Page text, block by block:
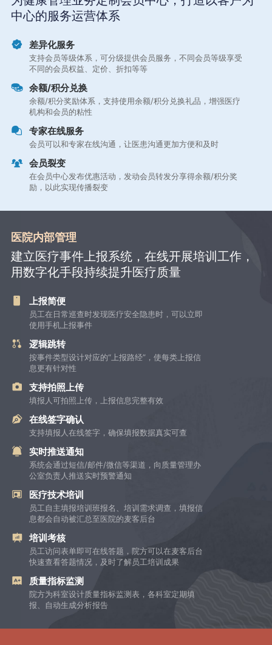
中心的服务运营体系
差异化服务
支持会员等级体系，可分级提供会员服务，不同会员等级享受
不同的会员权益、定价、折扣等等
余额/积分兑换
余额/积分奖励体系，支持使用余额/积分兑换礼品，增强医疗
机构和会员的粘性
专家在线服务
会员可以和专家在线沟通，让医患沟通更加方便和及时
会员裂变
在会员中心发布优惠活动，发动会员转发分享得余额/积分奖
励，以此实现传播裂变
医院内部管理
建立医疗事件上报系统，在线开展培训工作，
用数字化手段持续提升医疗质量
上报简便
员工在日常巡查时发现医疗安全隐患时，可以立即
使用手机上报事件
逻辑跳转
按事件类型设计对应的“上报路经”，使每类上报信
息更有针对性
支持拍照上传
填报人可拍照上传，上报信息完整有效
在线签字确认
支持填报人在线签字，确保填报数据真实可查
实时推送通知
系统会通过短信/邮件/微信等渠道，向质量管理办
公室负责人推送实时预警通知
医疗技术培训
员工自主填报培训班报名、培训需求调查，填报信
息都会自动被汇总至医院的麦客后台
培训考核
员工访问表单即可在线答题，院方可以在麦客后台
快速查看答题情况，及时了解员工培训成果
质量指标监测
院方为科室设计质量指标监测表，各科室定期填
报、自动生成分析报告